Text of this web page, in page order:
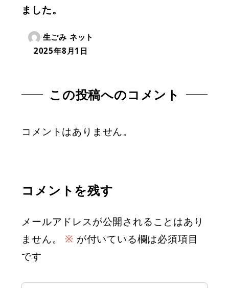
ました。
生ごみ ネット
2025年8月1日
この投稿へのコメント
コメントはありません。
コメントを残す
メールアドレスが公開されることはあり
ません。
※ が付いている欄は必須項目
です